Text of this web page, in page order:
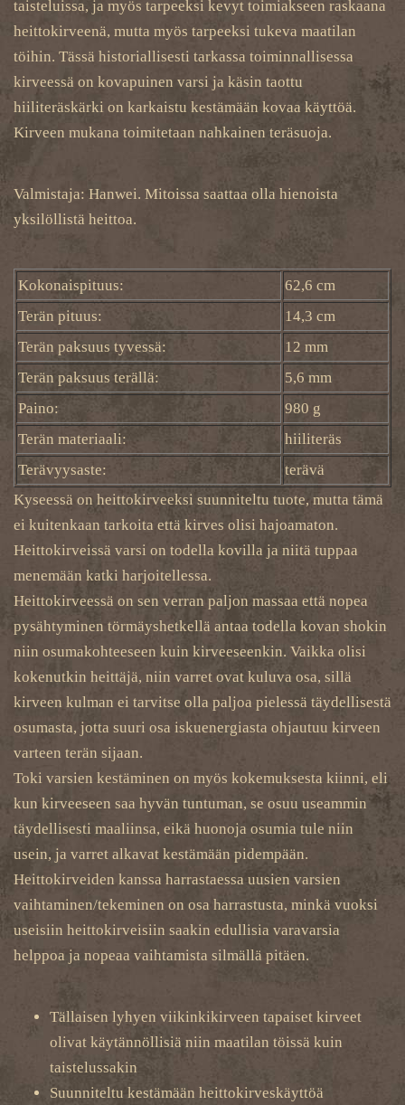
taisteluissa, ja myös tarpeeksi kevyt toimiakseen raskaana
heittokirveenä, mutta myös tarpeeksi tukeva maatilan
töihin. Tässä historiallisesti tarkassa toiminnallisessa
kirveessä on kovapuinen varsi ja käsin taottu
hiiliteräskärki on karkaistu kestämään kovaa käyttöä.
Kirveen mukana toimitetaan nahkainen teräsuoja.
Valmistaja: Hanwei. Mitoissa saattaa olla hienoista
yksilöllistä heittoa.
Kokonaispituus:
62,6 cm
Terän pituus:
14,3 cm
Terän paksuus tyvessä:
12 mm
Terän paksuus terällä:
5,6 mm
Paino:
980 g
Terän materiaali:
hiiliteräs
Terävyysaste:
terävä
Kyseessä on heittokirveeksi suunniteltu tuote, mutta tämä
ei kuitenkaan tarkoita että kirves olisi hajoamaton.
Heittokirveissä varsi on todella kovilla ja niitä tuppaa
menemään katki harjoitellessa.
Heittokirveessä on sen verran paljon massaa että nopea
pysähtyminen törmäyshetkellä antaa todella kovan shokin
niin osumakohteeseen kuin kirveeseenkin. Vaikka olisi
kokenutkin heittäjä, niin varret ovat kuluva osa, sillä
kirveen kulman ei tarvitse olla paljoa pielessä täydellisestä
osumasta, jotta suuri osa iskuenergiasta ohjautuu kirveen
varteen terän sijaan.
Toki varsien kestäminen on myös kokemuksesta kiinni, eli
kun kirveeseen saa hyvän tuntuman, se osuu useammin
täydellisesti maaliinsa, eikä huonoja osumia tule niin
usein, ja varret alkavat kestämään pidempään.
Heittokirveiden kanssa harrastaessa uusien varsien
vaihtaminen/tekeminen on osa harrastusta, minkä vuoksi
useisiin heittokirveisiin saakin edullisia varavarsia
helppoa ja nopeaa vaihtamista silmällä pitäen.
Tällaisen lyhyen viikinkikirveen tapaiset kirveet
olivat käytännöllisiä niin maatilan töissä kuin
taistelussakin
Suunniteltu kestämään heittokirveskäyttöä